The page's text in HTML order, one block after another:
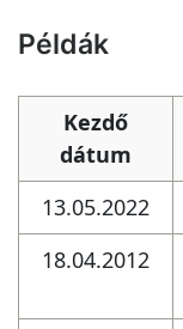
Példák
Kezdő
dátum
13.05.2022
18.04.2012